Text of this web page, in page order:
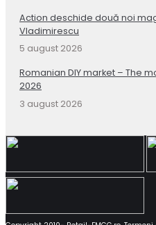
Action deschide două noi
Vladimirescu
5 august 2026
Romanian DIY market – The
2026
3 august 2026